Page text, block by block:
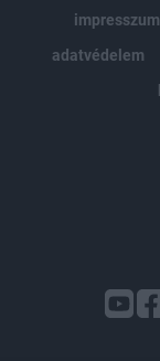
impresszum
adatvédelem